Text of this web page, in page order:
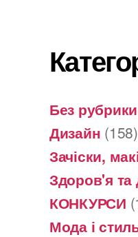
Без рубрики
Дизайн (158)
Зачіски,
Здоров'я та
КОНКУРСИ
Мода і